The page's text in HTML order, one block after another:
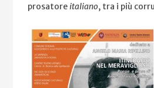
prosatore italiano, tra i più